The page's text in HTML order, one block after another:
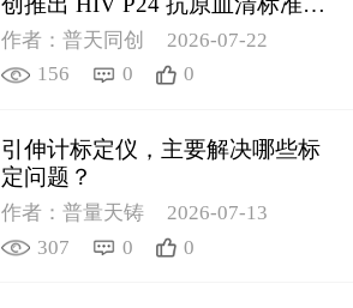
质
作者：普天同创
2026-07-22
156
0 0
引伸计标定仪，主要解决哪些标
定问题？
作者：普量天铸
2026-07-13
307
0 0